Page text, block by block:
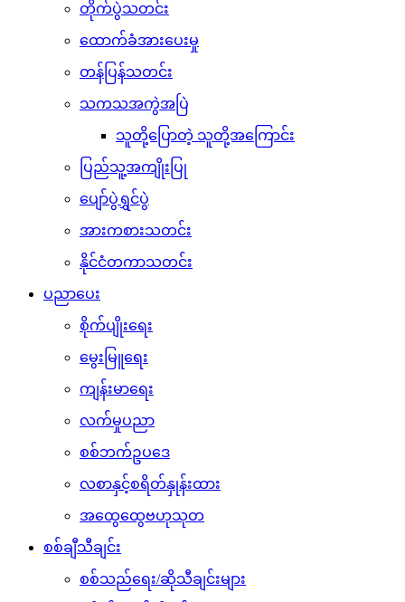
တိုက်ပွဲသတင်း
ထောက်ခံအားပေးမှု
တန်ပြန်သတင်း
သကသအကွဲအပြဲ
သူတို့ပြောတဲ့ သူတို့အကြောင်း
ပြည်သူ့အကျိုးပြု
ပျော်ပွဲရွှင်ပွဲ
အားကစားသတင်း
နိုင်ငံတကာသတင်း
ပညာပေး
စိုက်ပျိုးရေး
မွေးမြူရေး
ကျန်းမာရေး
လက်မှုပညာ
စစ်ဘက်ဥပဒေ
လစာနှင့်စရိတ်နှုန်းထား
အထွေထွေဗဟုသုတ
စစ်ချီသီချင်း
စစ်သည်ရေး/ဆိုသီချင်းများ